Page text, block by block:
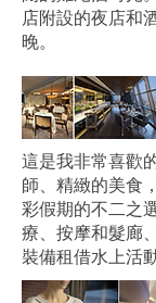
店附設的夜店和
晚。
這是我非常喜歡
師、精緻的美食
彩假期的不二之
療、按摩和髮廊
裝備租借水上活